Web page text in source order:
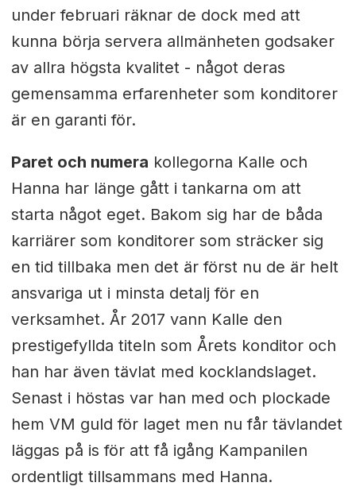
under februari räknar de dock med att
kunna börja servera allmänheten godsaker
av allra högsta kvalitet - något deras
gemensamma erfarenheter som konditorer
är en garanti för.
Paret och numera kollegorna Kalle och
Hanna har länge gått i tankarna om att
starta något eget. Bakom sig har de båda
karriärer som konditorer som sträcker sig
en tid tillbaka men det är först nu de är helt
ansvariga ut i minsta detalj för en
verksamhet. År 2017 vann Kalle den
prestigefyllda titeln som Årets konditor och
han har även tävlat med kocklandslaget.
Senast i höstas var han med och plockade
hem VM guld för laget men nu får tävlandet
läggas på is för att få igång Kampanilen
ordentligt tillsammans med Hanna.